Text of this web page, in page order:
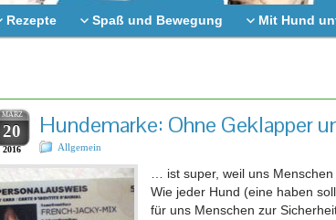
Rezepte Spaß und Bewegung Mit Hund
MÄRZ
20
2016
Hundemarke: Ohne Geklapper
Allgemein
… ist super, weil uns
Wie jeder Hund (eine haben
für uns Menschen zur